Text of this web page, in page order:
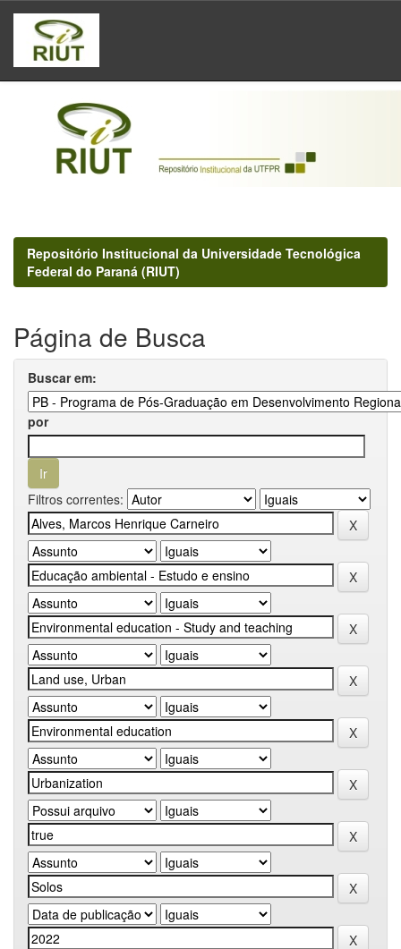
Skip
navigation
Repositório Institucional da Universidade Tecnológica
Federal do Paraná (RIUT)
Página de Busca
Buscar em:
por
Filtros correntes: